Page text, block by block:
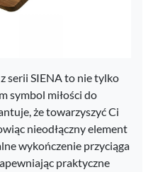
serii SIENA to nie tylko
symbol miłości do
że towarzyszyć Ci
nieodłączny element
wykończenie przyciąga
praktyczne